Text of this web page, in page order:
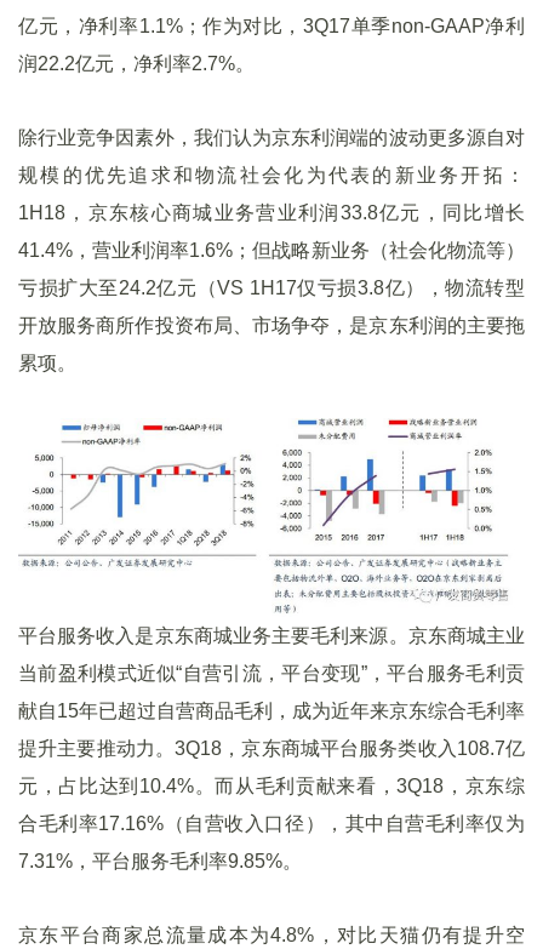
亿元，净利率1.1%；作为对比，3Q17单季non-GAAP净利
润22.2亿元，净利率2.7%。
除行业竞争因素外，我们认为京东利润端的波动更多源自对
规模的优先追求和物流社会化为代表的新业务开拓：
1H18，京东核心商城业务营业利润33.8亿元，同比增长
41.4%，营业利润率1.6%；但战略新业务（社会化物流等）
亏损扩大至24.2亿元（VS 1H17仅亏损3.8亿），物流转型
开放服务商所作投资布局、市场争夺，是京东利润的主要拖
累项。
平台服务收入是京东商城业务主要毛利来源。京东商城主业
当前盈利模式近似“自营引流，平台变现”，平台服务毛利贡
献自15年已超过自营商品毛利，成为近年来京东综合毛利率
提升主要推动力。3Q18，京东商城平台服务类收入108.7亿
元，占比达到10.4%。而从毛利贡献来看，3Q18，京东综
合毛利率17.16%（自营收入口径），其中自营毛利率仅为
7.31%，平台服务毛利率9.85%。
京东平台商家总流量成本为4.8%，对比天猫仍有提升空